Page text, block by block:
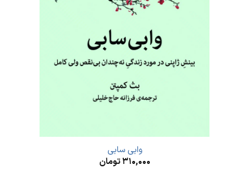
وابی سابی
۳۱۰,۰۰۰تومان